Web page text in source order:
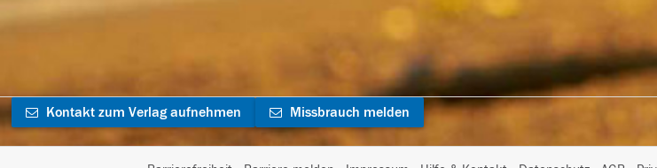
Kontakt zum Verlag aufnehmen Missbrauch melden